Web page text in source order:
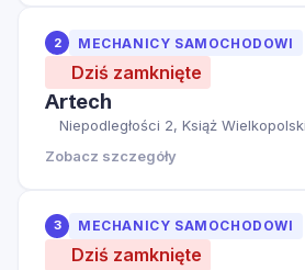
2 MECHANICY SAMOCHODOWI
Dziś zamknięte
Artech
Niepodległości 2, Książ Wielkopolski
Zobacz szczegóły
3 MECHANICY SAMOCHODOWI
Dziś zamknięte